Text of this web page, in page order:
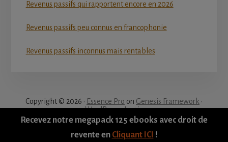
Recevez notre megapack 125 ebooks avec droit de
revente en Cliquant ICI !
Revenus passifs qui rapportent encore en 2026
Revenus passifs peu connus en francophonie
Revenus passifs inconnus mais rentables
Copyright © 2026 · Essence Pro on Genesis Framework ·
WordPress·Log in